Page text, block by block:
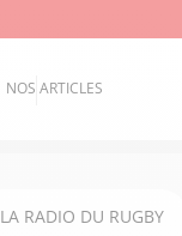
NOS ARTICLES
LA RADIO DU RUGBY